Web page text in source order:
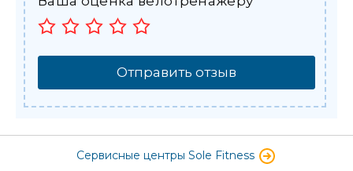
Отправить отзыв
Сервисные центры Sole Fitness